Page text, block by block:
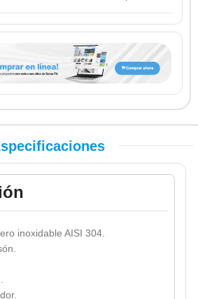
inoxidable AISI 304.